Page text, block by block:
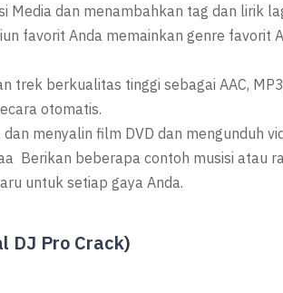
Media dan menambahkan tag dan lirik
favorit Anda memainkan genre favorit
trek berkualitas tinggi sebagai AAC,
otomatis.
menyalin film DVD dan mengunduh
Berikan beberapa contoh musisi atau
untuk setiap gaya Anda.
DJ Pro Crack)